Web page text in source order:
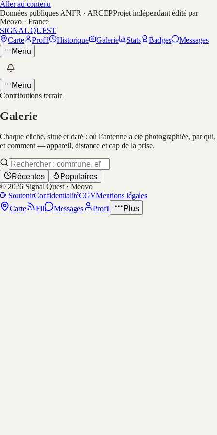
Aller au contenu
Données publiques ANFR · ARCEPProjet indépendant édité par
Meovo · France
SIGNAL QUEST
Carte
Profil Historique Galerie Stats Badges
Messages
Menu
Menu
Contributions terrain
Galerie
Chaque cliché, situé et daté : où l’antenne a été photographiée, par qui,
et comment — appareil, distance et cap de la prise.
Récentes
Populaires
© 2026 Signal Quest · Meovo
SoutenirConfidentialitéCGVMentions légales
Carte
Fil Messages Profil Plus